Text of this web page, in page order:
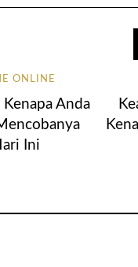
ONLINE
Anda
Ini